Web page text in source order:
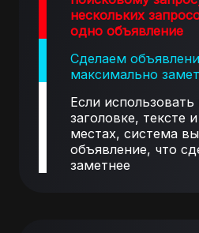
нескольких
одно объявление
Сделаем
максимально
Если
заголовке, тексте
местах, система
объявление, что
заметнее